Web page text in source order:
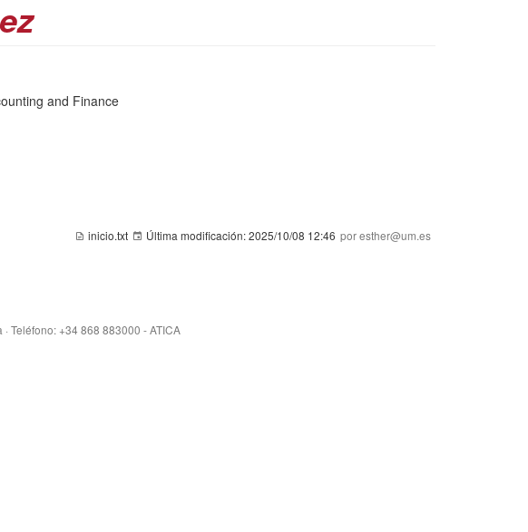
and Finance
inicio.txt Última modificación:2025/10/08 12:46 por esther@um.es
Teléfono: +34 868 883000 - ATICA